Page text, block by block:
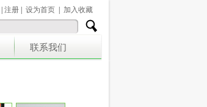
注册 设为首页 加入收藏
联系我们